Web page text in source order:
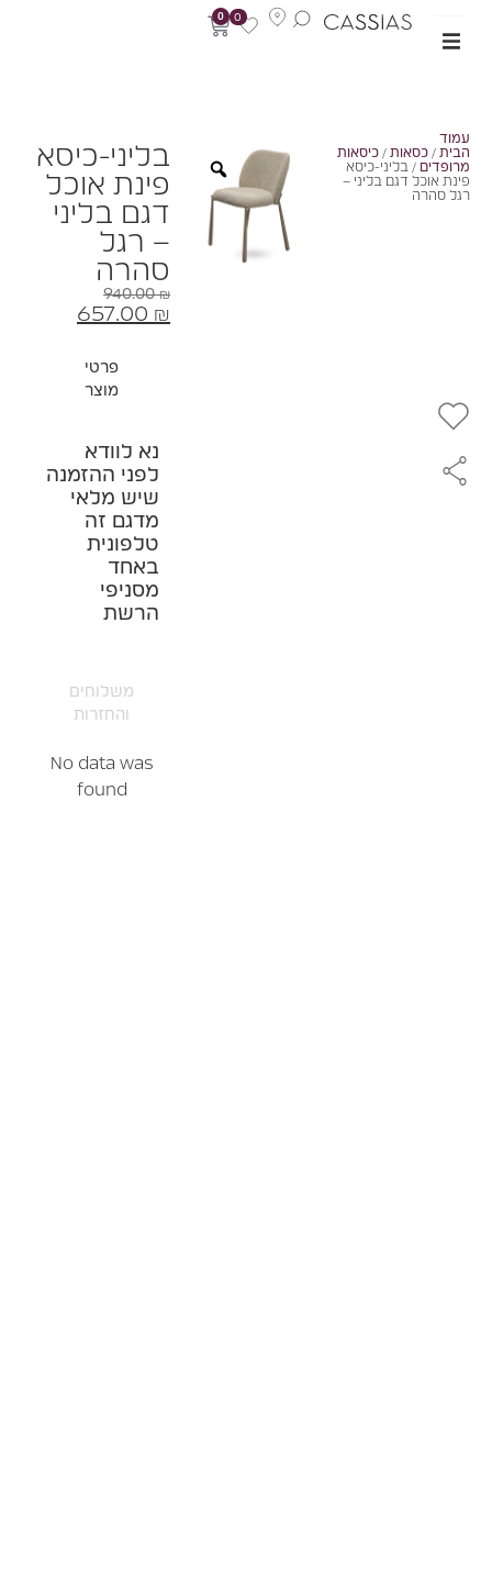
0
/כסאות/כיסאות
/ בליני-כיסא
אוכל דגם בליני –
סהרה
בליני-כיסא
פינת אוכל
דגם בליני
– רגל
סהרה
940.00
657.00
פרטי
מוצר
משלוחים
והחזרות
נא לוודא
לפני ההזמנה
שיש מלאי
מדגם זה
טלפונית
באחד
מסניפי
הרשת
No data was
found